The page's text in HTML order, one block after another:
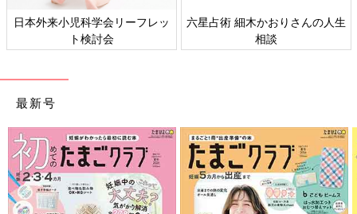
フレッ
六星占術 細木かおりさんの人生
すべての赤ちゃんや家
て、よりよい社会・環
最新号